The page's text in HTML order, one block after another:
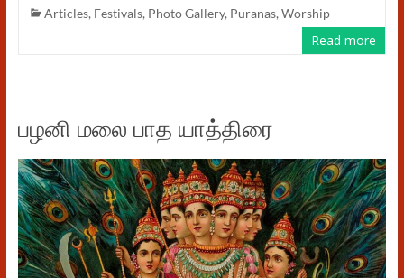
Articles, Festivals, Photo Gallery, Puranas, Worship
Read more
பழனி மலை பாத யாத்திரை